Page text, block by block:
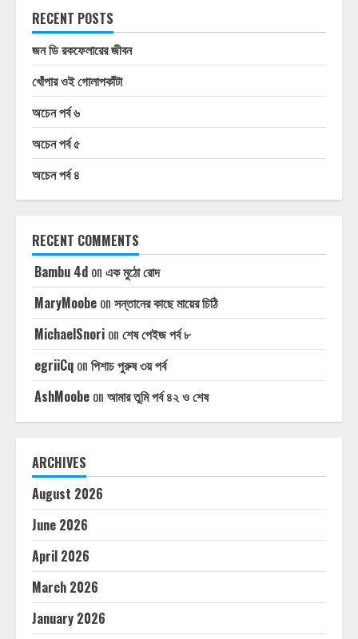
RECENT POSTS
জন ডি রকফেলারের জীবন
খোঁপার ওই গোলাপকাঁটা
অচেন পর্ব ৬
অচেন পর্ব ৫
অচেন পর্ব ৪
RECENT COMMENTS
Bambu 4d on এক মুঠো রোদ
MaryMoobe on সন্তানের কাছে মায়ের চিঠি
MichaelSnori on শেষ পেইজ পর্ব ৮
egriiCq on পিশাচ পুরুষ ৩য় পর্ব
AshMoobe on আমার তুমি পর্ব ৪২ ও শেষ
ARCHIVES
August 2026
June 2026
April 2026
March 2026
January 2026